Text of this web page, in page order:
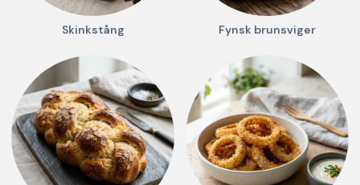
Skinkstång Fynsk brunsviger